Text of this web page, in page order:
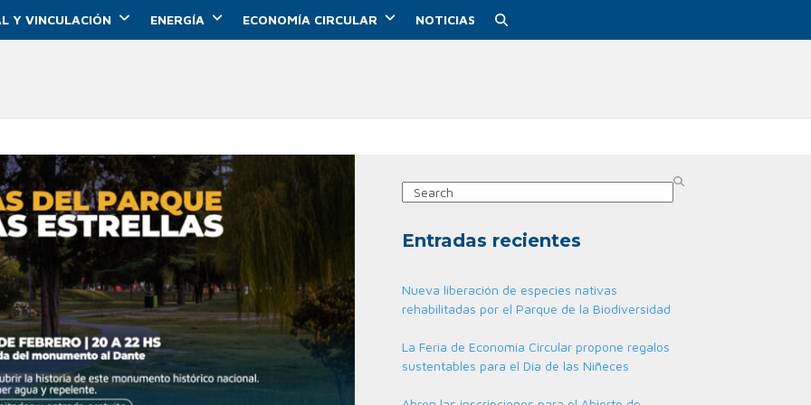
Y VINCULACIÓN ENERGÍA ECONOMÍA CIRCULAR NOTICIAS
Search
Entradas recientes
Nueva liberación de especies nativas
rehabilitadas por el Parque de la Biodiversidad
La Feria de Economía Circular propone regalos
sustentables para el Día de las Niñeces